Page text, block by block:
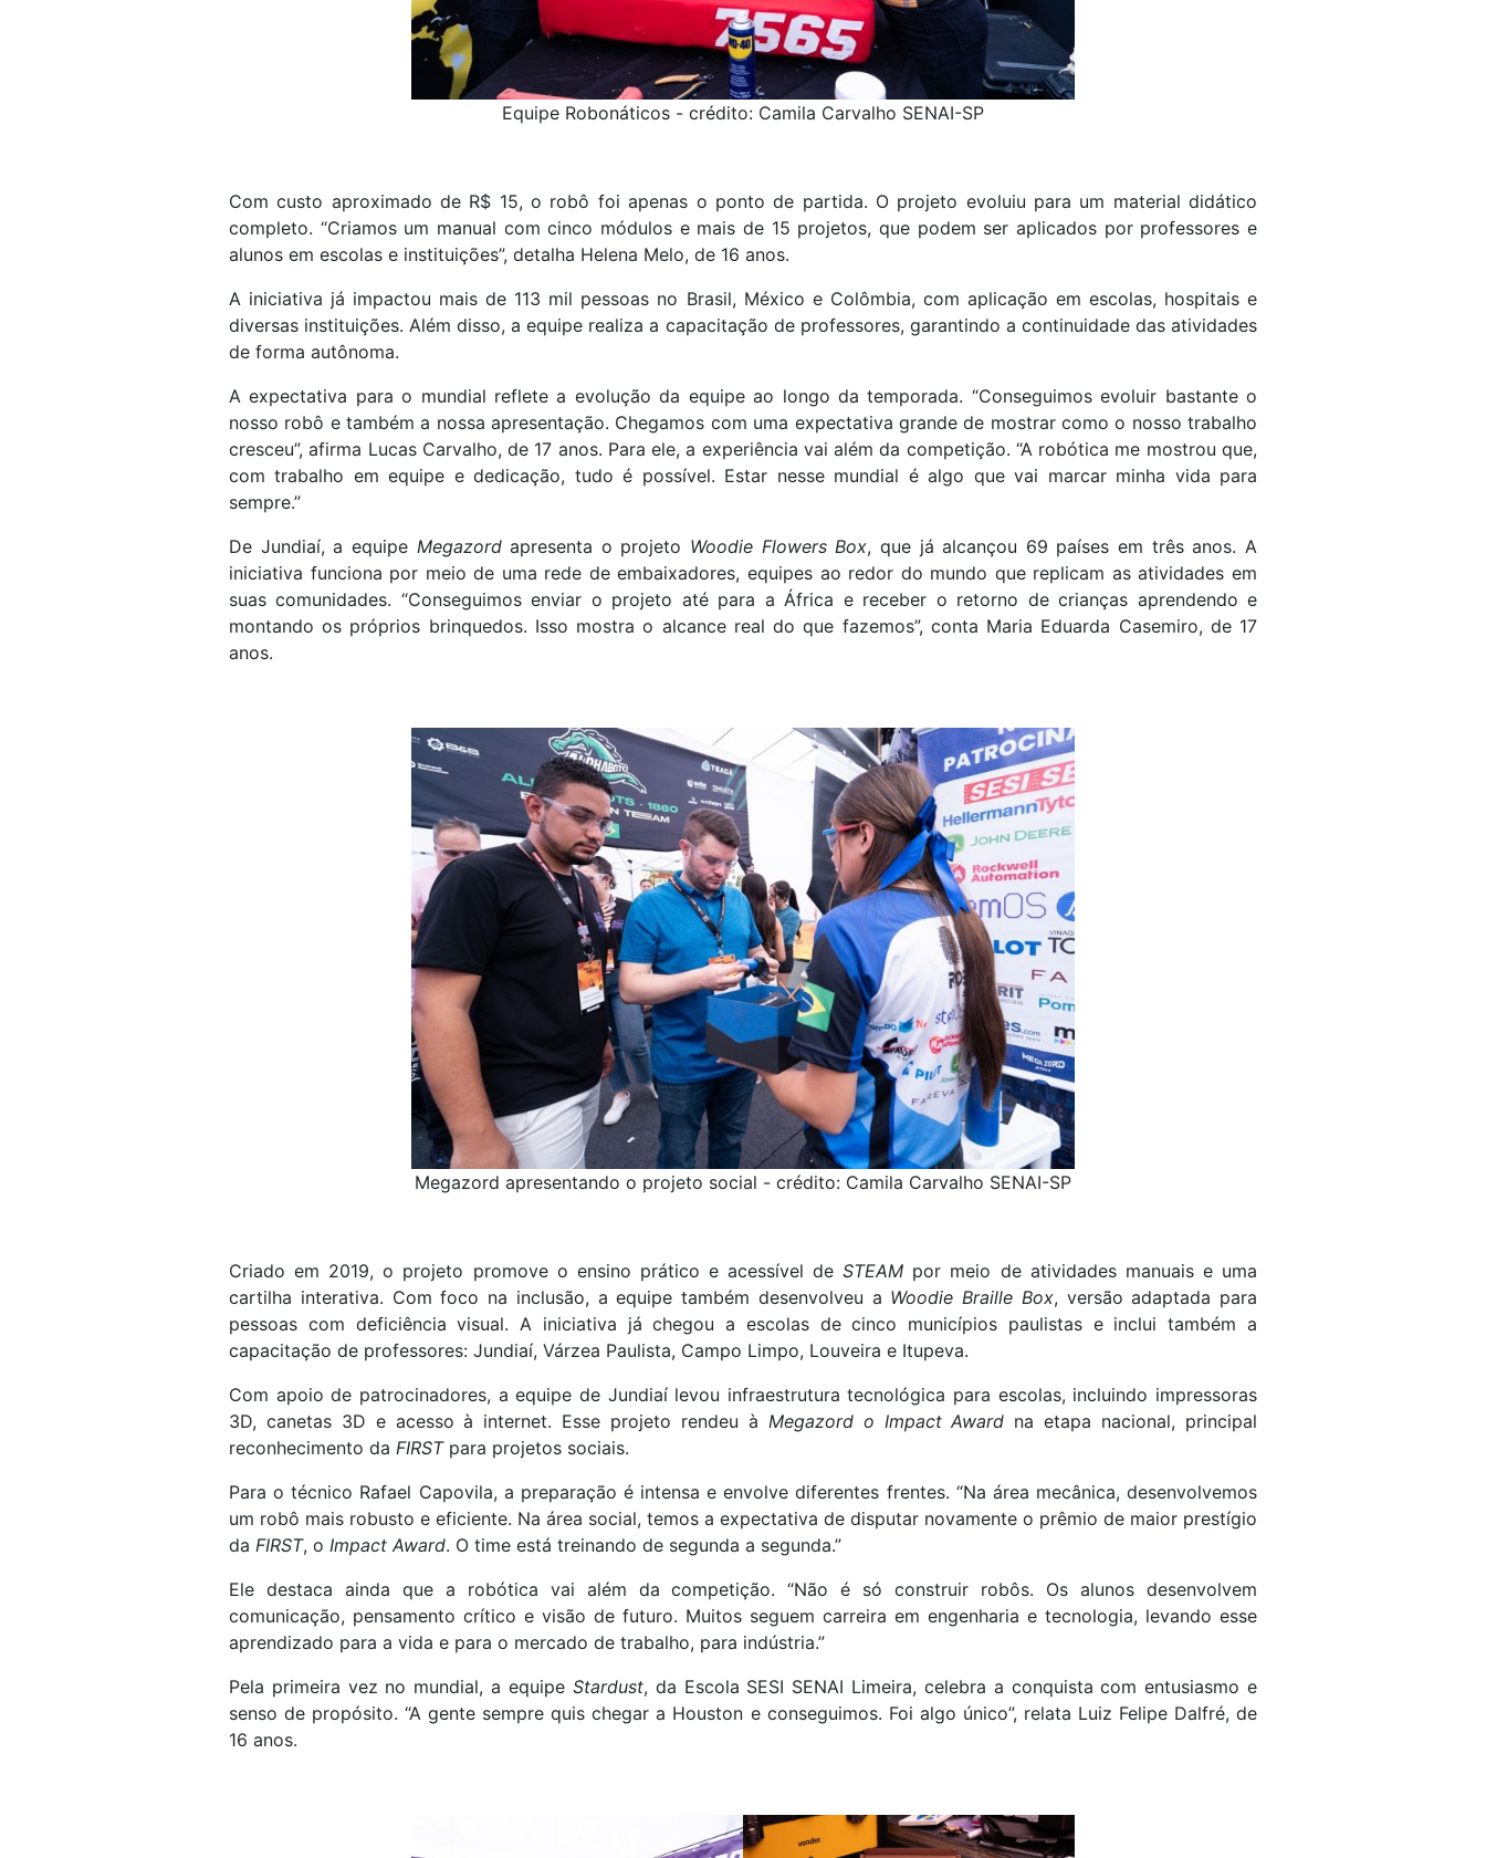
Equipe Robonáticos - crédito: Camila Carvalho SENAI-SP
Com custo aproximado de R$ 15, o robô foi apenas o ponto de partida. O projeto evoluiu para um material didático
completo. “Criamos um manual com cinco módulos e mais de 15 projetos, que podem ser aplicados por professores e
alunos em escolas e instituições”, detalha Helena Melo, de 16 anos.
A iniciativa já impactou mais de 113 mil pessoas no Brasil, México e Colômbia, com aplicação em escolas, hospitais e
diversas instituições. Além disso, a equipe realiza a capacitação de professores, garantindo a continuidade das atividades
de forma autônoma.
A expectativa para o mundial reflete a evolução da equipe ao longo da temporada. “Conseguimos evoluir bastante o
nosso robô e também a nossa apresentação. Chegamos com uma expectativa grande de mostrar como o nosso trabalho
cresceu”, afirma Lucas Carvalho, de 17 anos. Para ele, a experiência vai além da competição. “A robótica me mostrou que,
com trabalho em equipe e dedicação, tudo é possível. Estar nesse mundial é algo que vai marcar minha vida para
sempre.”
De Jundiaí, a equipe Megazordapresenta o projeto Woodie Flowers Box, que já alcançou 69 países em três anos. A
iniciativa funciona por meio de uma rede de embaixadores, equipes ao redor do mundo que replicam as atividades em
suas comunidades. “Conseguimos enviar o projeto até para a África e receber o retorno de crianças aprendendo e
montando os próprios brinquedos. Isso mostra o alcance real do que fazemos”, conta Maria Eduarda Casemiro, de 17
anos.
Megazord apresentando o projeto social - crédito: Camila Carvalho SENAI-SP
Criado em 2019, o projeto promove o ensino prático e acessível deSTEAM por meio de atividades manuais e uma
cartilha interativa. Com foco na inclusão, a equipe também desenvolveu a Woodie Braille Box, versão adaptada para
pessoas com deficiência visual. A iniciativa já chegou a escolas de cinco municípios paulistas e inclui também a
capacitação de professores: Jundiaí, Várzea Paulista, Campo Limpo, Louveira e Itupeva.
Com apoio de patrocinadores, a equipe de Jundiaí levou infraestrutura tecnológica para escolas, incluindo impressoras
3D, canetas 3D e acesso à internet. Esse projeto rendeu à Megazord o Impact Award na etapa nacional, principal
reconhecimento da FIRSTpara projetos sociais.
Para o técnico Rafael Capovila, a preparação é intensa e envolve diferentes frentes. “Na área mecânica, desenvolvemos
um robô mais robusto e eficiente. Na área social, temos a expectativa de disputar novamente o prêmio de maior prestígio
da FIRST, o Impact Award. O time está treinando de segunda a segunda.”
Ele destaca ainda que a robótica vai além da competição. “Não é só construir robôs. Os alunos desenvolvem
comunicação, pensamento crítico e visão de futuro. Muitos seguem carreira em engenharia e tecnologia, levando esse
aprendizado para a vida e para o mercado de trabalho, para indústria.”
Pela primeira vez no mundial, a equipe Stardust, da Escola SESI SENAI Limeira, celebra a conquista com entusiasmo e
senso de propósito. “A gente sempre quis chegar a Houston e conseguimos. Foi algo único”, relata Luiz Felipe Dalfré, de
16 anos.